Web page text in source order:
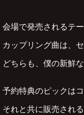
会場で発売されるテ
カップリング曲は、
どちらも、僕の新鮮
予約特典のピックは
それと共に販売され